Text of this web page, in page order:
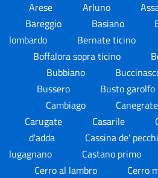
Arese
Arluno
Bareggio
Basiano
lombardo
Bernate ticino
Boffalora sopra ticino
Bubbiano
Bussero
Busto garolfo
Cambiago
Canegrate
Carugate
Casarile
d'adda
Cassina de' pecchi
lugagnano
Castano primo
Cerro al lambro
Cerro